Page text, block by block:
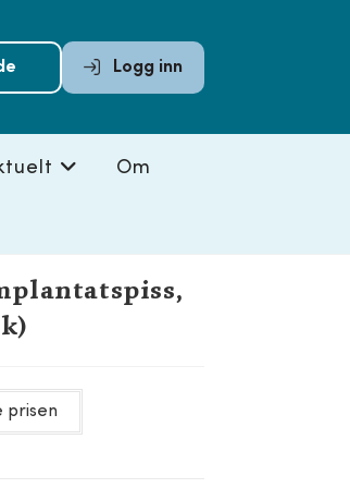
Logg inn
Om
prisen